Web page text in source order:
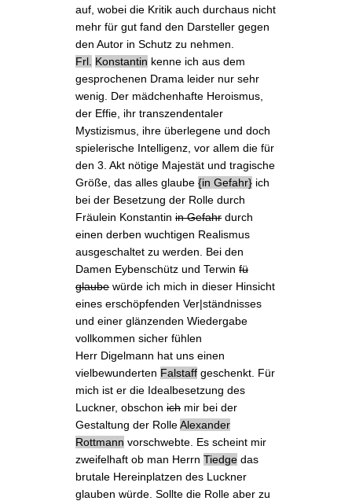
auf, wobei die Kritik auch durchaus nicht
mehr für gut fand den Darsteller gegen
den Autor in Schutz zu nehmen.
Frl. Konstantin kenne ich aus dem
gesprochenen Drama leider nur sehr
wenig. Der mädchenhafte Heroismus,
der Effie, ihr transzendentaler
Mystizismus, ihre überlegene und doch
spielerische Intelligenz, vor allem die für
den 3. Akt nötige Majestät und tragische
Größe, das alles glaube in Gefahr
ich
bei der Besetzung der Rolle durch
Fräulein Konstantinin Gefahrdurch
einen derben wuchtigen Realismus
ausgeschaltet zu werden. Bei den
Damen Eybenschütz und Terwinfü
glaubewürde ich mich in dieser Hinsicht
eines erschöpfenden Ver|ständnisses
und einer glänzenden Wiedergabe
vollkommen sicher fühlen
Herr Digelmann hat unseinen
vielbewunderten Falstaff geschenkt. Für
mich ist er die Idealbesetzung des
Luckner, obschonichmir bei der
Gestaltung der RolleAlexander
Rottmann vorschwebte . Es scheint mir
zweifelhaft ob man HerrnTiedge das
brutale Hereinplatzen des Luckner
glauben würde. Sollte die Rolle aber zu